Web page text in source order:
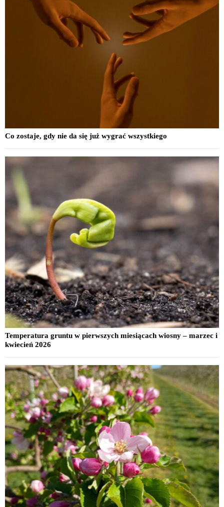
Co zostaje, gdy nie da się już wygrać wszystkiego
Temperatura gruntu w pierwszych miesiącach wiosny – marzec i
kwiecień 2026